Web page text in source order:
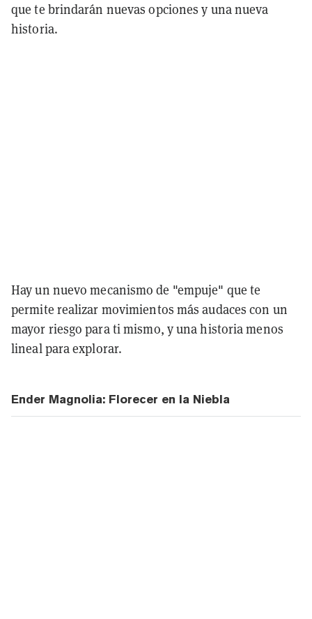
que te brindarán nuevas opciones y una nueva
historia.
Hay un nuevo mecanismo de "empuje" que te
permite realizar movimientos más audaces con un
mayor riesgo para ti mismo, y una historia menos
lineal para explorar.
Ender Magnolia: Florecer en la Niebla